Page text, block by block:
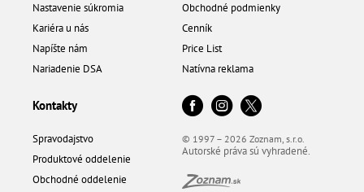
Nastavenie súkromia
Kariéra u nás
Napíšte nám
Nariadenie DSA
Obchodné podmienky
Cenník
Price List
Natívna reklama
Kontakty
Spravodajstvo
Produktové oddelenie
Obchodné oddelenie
© 1997 – 2026 Zoznam, s.r.o.
Autorské práva sú vyhradené.